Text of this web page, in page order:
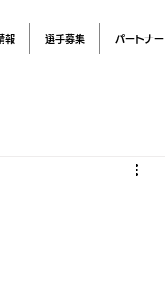
報 選手募集 パートナー